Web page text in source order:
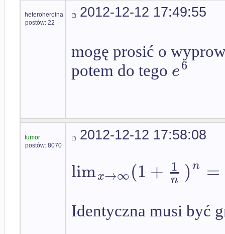
heteroheroina
postów: 22
2012-12-12 17:49:55
mogę prosić o
potem do tego e6
tumor
postów: 8070
2012-12-12 17:58:08
limx→∞(1 + 1
n )n =
Identyczna musi być